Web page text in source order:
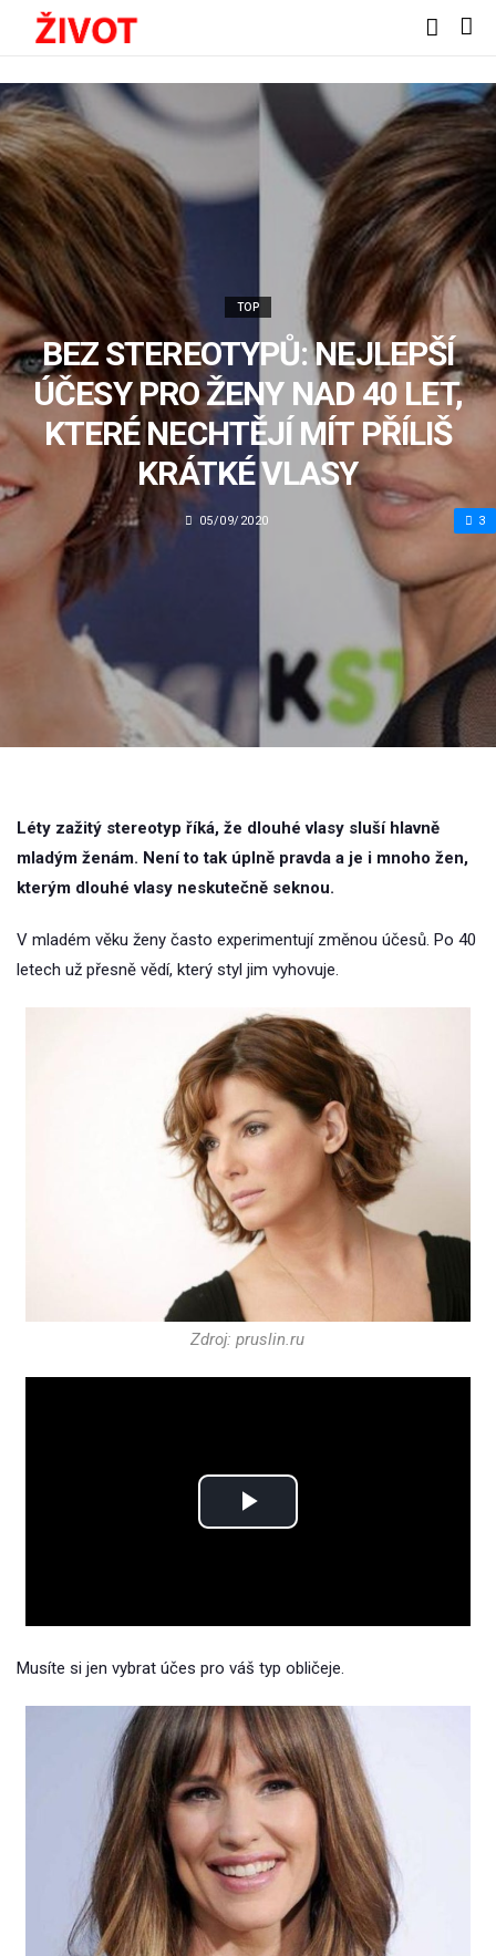
TOP
BEZ STEREOTYPŮ: NEJLEPŠÍ
ÚČESY PRO ŽENY NAD 40 LET,
KTERÉ NECHTĚJÍ MÍT PŘÍLIŠ
KRÁTKÉ VLASY
05/09/2020 3
Léty zažitý stereotyp říká, že dlouhé vlasy sluší hlavně
mladým ženám. Není to tak úplně pravda a je i mnoho žen,
kterým dlouhé vlasy neskutečně seknou.
V mladém věku ženy často experimentují změnou účesů. Po 40
letech už přesně vědí, který styl jim vyhovuje.
Zdroj: pruslin.ru
Play
Musíte si jen vybrat účes pro váš typ obličeje.